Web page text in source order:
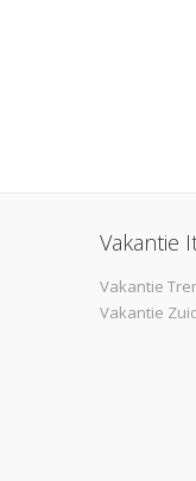
Vakantie
Vakantie
Vakantie